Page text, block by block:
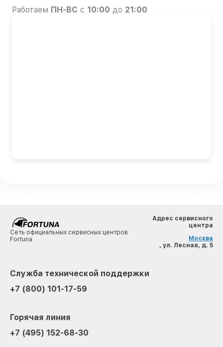
Работаем ПН-ВС с 10:00 до 21:00
Сеть официальных сервисных центров
Fortuna
Адрес сервисного
центра
Москва
, ул. Лесная, д. 5
Служба технической поддержки
+7 (800) 101-17-59
Горячая линия
+7 (495) 152-68-30